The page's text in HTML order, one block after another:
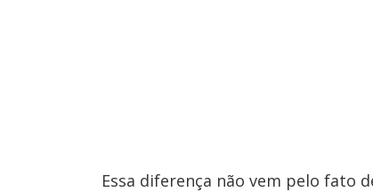
Essa diferença não vem pelo fato